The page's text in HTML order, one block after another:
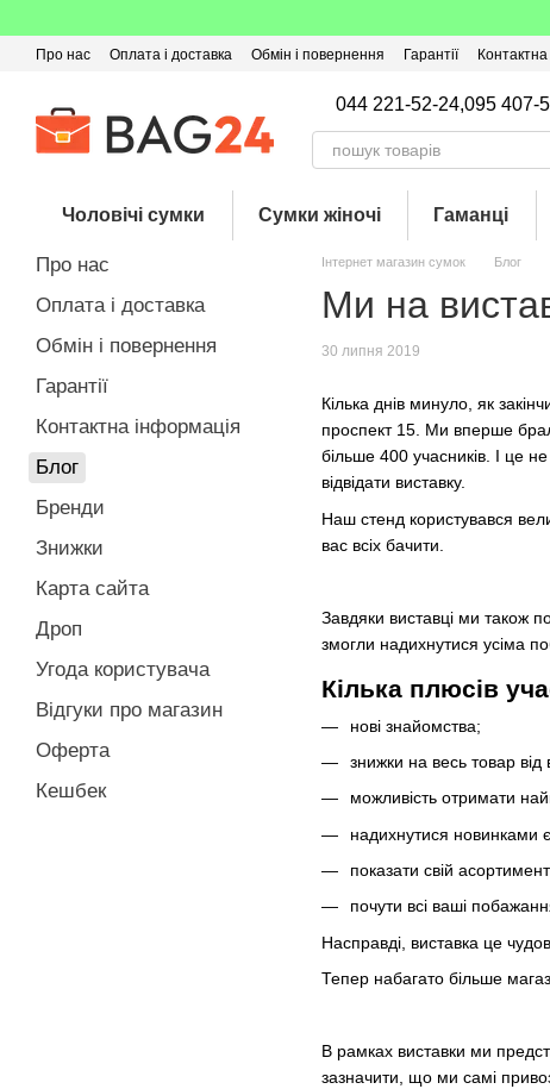
Про нас Оплата і доставка Обмін і повернення Гарантії
044 221-52-24,095 407-
Чоловічі сумки Сумки жіночі Гаманці
Інтернет магазин сумок Блог
Ми на
30 липня 2019
Кілька днів минуло, як
проспект 15. Ми вперше
більше 400 учасників. І це
відвідати виставку.
Наш стенд користувався
вас всіх бачити.
Завдяки виставці ми також
змогли надихнутися усіма
Кілька плюсів
нові знайомства;
знижки на весь товар від
можливість отримати
надихнутися новинками
показати свій
почути всі ваші
Насправді, виставка це
Тепер набагато більше
В рамках виставки ми
зазначити, що ми самі
Про нас
Оплата і доставка
Обмін і повернення
Гарантії
Контактна інформація
Блог
Бренди
Знижки
Карта сайта
Дроп
Угода користувача
Відгуки про магазин
Оферта
Кешбек